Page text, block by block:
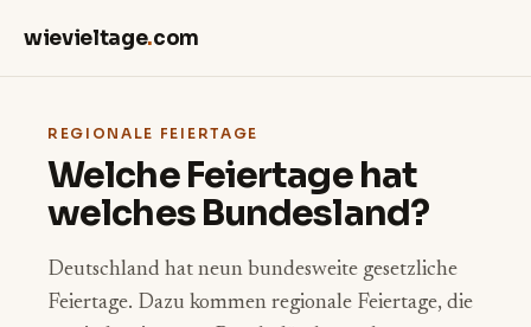
wievieltage.com
REGIONALE FEIERTAGE
Welche Feiertage hat
welches Bundesland?
Deutschland hat neun bundesweite gesetzliche
Feiertage. Dazu kommen regionale Feiertage, die